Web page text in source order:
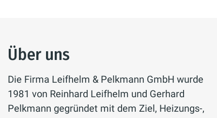
Über uns
Die Firma Leifhelm & Pelkmann GmbH wurde
1981 von Reinhard Leifhelm und Gerhard
Pelkmann gegründet mit dem Ziel, Heizungs-,